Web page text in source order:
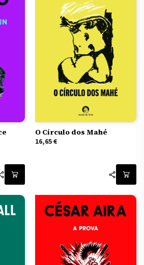
O Círculo dos Mahé
16,65€